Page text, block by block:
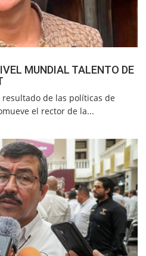
MUNDIAL TALENTO DE
resultado de las políticas de
el rector de la...